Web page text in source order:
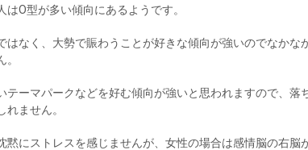
O型が多い傾向にあるようです。
はなく、大勢で賑わうことが好きな傾向が強いのでなかな
テーマパークなどを好む傾向が強いと思われますので、落
ません。
黙にストレスを感じませんが、女性の場合は感情脳の右脳